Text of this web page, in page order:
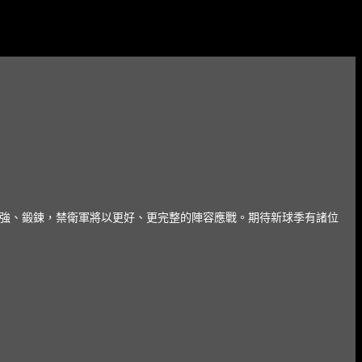
、鍛鍊，禁衛軍將以更好、更完整的陣容應戰。期待新球季有諸位